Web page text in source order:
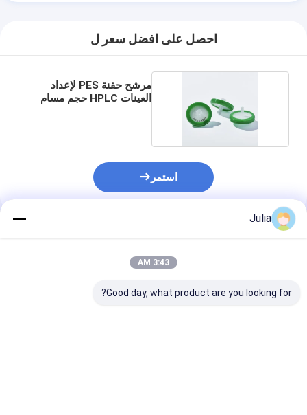
احصل على افضل سعر ل
مرشح حقنة PES لإعداد
العينات HPLC حجم مسام
استمر
المنتجات الموصى بها
Julia
3:43 AM
Good day, what product are you looking for?